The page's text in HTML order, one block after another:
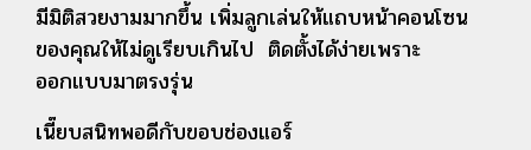
มีมิติสวยงามมากขึ้น เพิ่มลูกเล่นให้แถบหน้าคอนโซน
ของคุณให้ไม่ดูเรียบเกินไป ติดตั้งได้ง่ายเพราะ
ออกแบบมาตรงรุ่น
เนี๊ยบสนิทพอดีกับขอบช่องแอร์